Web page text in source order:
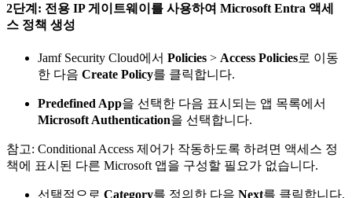
2단계: 전용 IP 게이트웨이를 사용하여 Microsoft Entra 액세
스 정책 생성
Jamf Security Cloud에서 Policies > Access Policies로 이동
한 다음 Create Policy를 클릭합니다.
Predefined App을 선택한 다음 표시되는 앱 목록에서
Microsoft Authentication을 선택합니다.
참고: Conditional Access 제어가 작동하도록 하려면 액세스 정
책에 표시된 다른 Microsoft 앱을 구성할 필요가 없습니다.
선택적으로 Category를 정의한 다음 Next를 클릭합니다.